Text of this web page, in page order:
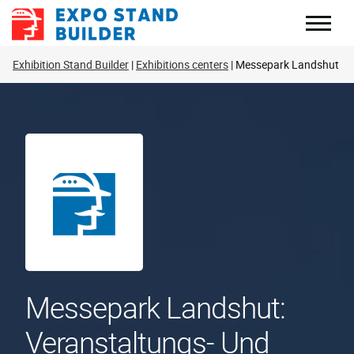
Zum
Inhalt
Exhibition Stand Builder Exhibitions centers Messepark Landshut
Messepark Landshut:
Veranstaltungs- Und